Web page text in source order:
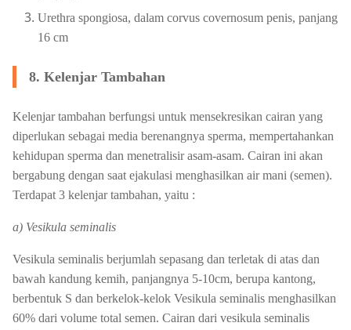
Urethra spongiosa, dalam corvus covernosum penis, panjang
16 cm
8. Kelenjar Tambahan
Kelenjar tambahan berfungsi untuk mensekresikan cairan yang
diperlukan sebagai media berenangnya sperma, mempertahankan
kehidupan sperma dan menetralisir asam-asam. Cairan ini akan
bergabung dengan saat ejakulasi menghasilkan air mani (semen).
Terdapat 3 kelenjar tambahan, yaitu :
a) Vesikula seminalis
Vesikula seminalis berjumlah sepasang dan terletak di atas dan
bawah kandung kemih, panjangnya 5-10cm, berupa kantong,
berbentuk S dan berkelok-kelok Vesikula seminalis menghasilkan
60% dari volume total semen. Cairan dari vesikula seminalis